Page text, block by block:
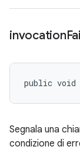
invocation
public void
Segnala una
condizione di